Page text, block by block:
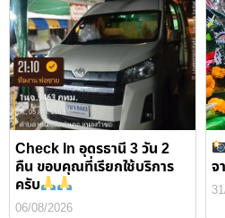
Check In อุดรธานี 3 วัน 2
คืน ขอบคุณที่เรียกใช้บริการ
ครับ
06/08/2026
จ